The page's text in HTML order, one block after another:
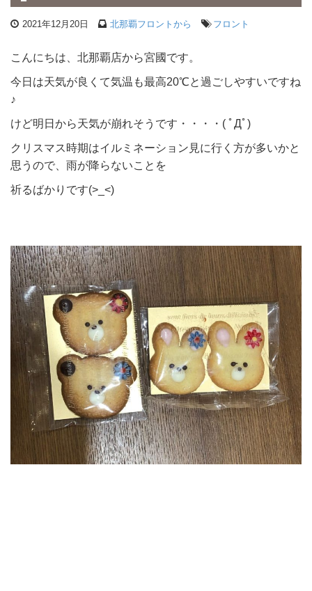
2021年12月20日 北那覇フロントから フロント
こんにちは、北那覇店から宮國です。
今日は天気が良くて気温も最高20℃と過ごしやすいですね
♪
けど明日から天気が崩れそうです・・・・( ﾟДﾟ)
クリスマス時期はイルミネーション見に行く方が多いかと
思うので、雨が降らないことを
祈るばかりです(>_<)